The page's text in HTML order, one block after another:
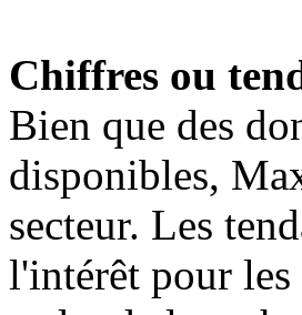
Chiffres ou
Bien que des
disponibles,
secteur. Les
l'intérêt pour les